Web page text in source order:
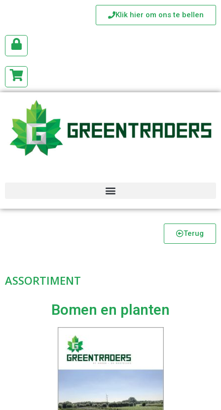
Klik hier om ons te bellen
Terug
ASSORTIMENT
Bomen en planten